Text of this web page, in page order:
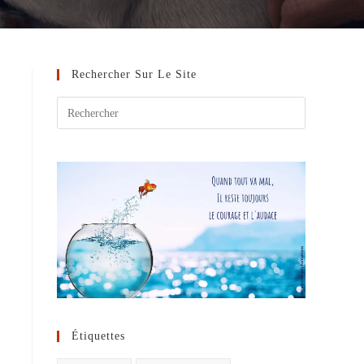
Rechercher Sur Le Site
Étiquettes